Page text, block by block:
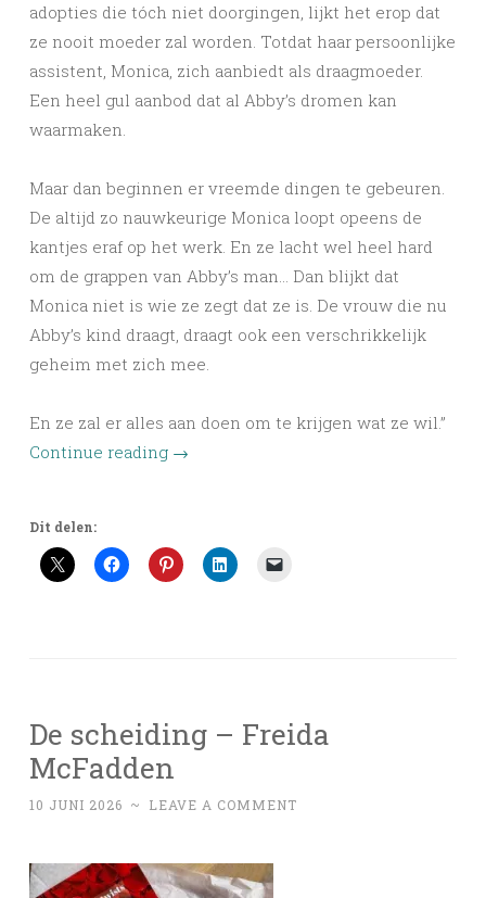
adopties die tóch niet doorgingen, lijkt het erop dat
ze nooit moeder zal worden. Totdat haar persoonlijke
assistent, Monica, zich aanbiedt als draagmoeder.
Een heel gul aanbod dat al Abby’s dromen kan
waarmaken.
Maar dan beginnen er vreemde dingen te gebeuren.
De altijd zo nauwkeurige Monica loopt opeens de
kantjes eraf op het werk. En ze lacht wel heel hard
om de grappen van Abby’s man… Dan blijkt dat
Monica niet is wie ze zegt dat ze is. De vrouw die nu
Abby’s kind draagt, draagt ook een verschrikkelijk
geheim met zich mee.
En ze zal er alles aan doen om te krijgen wat ze wil.”
Continue reading →
Dit delen:
De scheiding – Freida
McFadden
10 JUNI 2026 ~ LEAVE A COMMENT